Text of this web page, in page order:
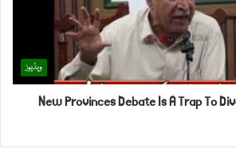
ویڈیوز
New Provinces Debate Is A Trap To